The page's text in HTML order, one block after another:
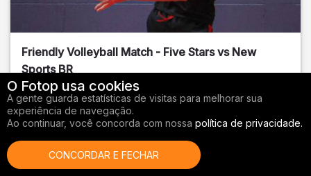
Friendly Volleyball Match - Five Stars vs New
Sports BR
Orange County, FL
01/14/2026
O Fotop usa cookies
A gente guarda estatísticas de visitas para melhorar sua
experiência de navegação.
Ao continuar, você concorda com nossa política de privacidade.
CONCORDAR E FECHAR